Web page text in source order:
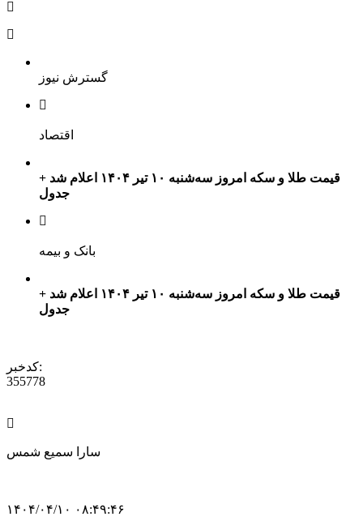
گسترش نیوز
اقتصاد
قیمت طلا و سکه امروز سه‌شنبه ۱۰ تیر ۱۴۰۴ اعلام شد +
جدول
بانک و بیمه
قیمت طلا و سکه امروز سه‌شنبه ۱۰ تیر ۱۴۰۴ اعلام شد +
جدول
کدخبر:
355778
سارا سمیع شمس
۱۴۰۴/۰۴/۱۰ ۰۸:۴۹:۴۶